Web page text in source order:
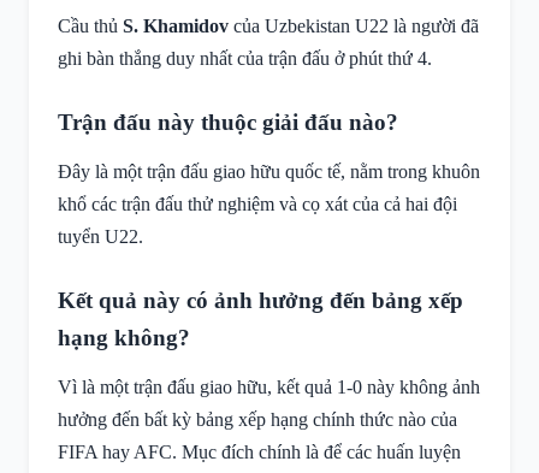
Cầu thủ S. Khamidov của Uzbekistan U22 là người đã
ghi bàn thắng duy nhất của trận đấu ở phút thứ 4.
Trận đấu này thuộc giải đấu nào?
Đây là một trận đấu giao hữu quốc tế, nằm trong khuôn
khổ các trận đấu thử nghiệm và cọ xát của cả hai đội
tuyển U22.
Kết quả này có ảnh hưởng đến bảng xếp
hạng không?
Vì là một trận đấu giao hữu, kết quả 1-0 này không ảnh
hưởng đến bất kỳ bảng xếp hạng chính thức nào của
FIFA hay AFC. Mục đích chính là để các huấn luyện